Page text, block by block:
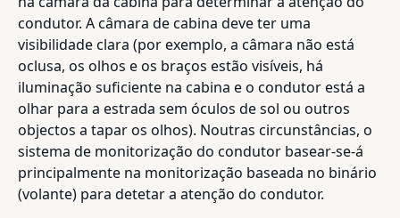
condutor. A câmara de cabina deve ter uma
visibilidade clara (por exemplo, a câmara não está
oclusa, os olhos e os braços estão visíveis, há
iluminação suficiente na cabina e o condutor está a
olhar para a estrada sem óculos de sol ou outros
objectos a tapar os olhos). Noutras circunstâncias, o
sistema de monitorização do condutor basear-se-á
principalmente na monitorização baseada no binário
(volante) para detetar a atenção do condutor.